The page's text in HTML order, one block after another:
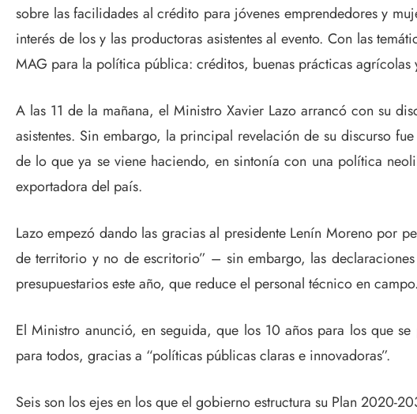
sobre las facilidades al crédito para jóvenes emprendedores y
interés de los y las productoras asistentes al evento. Con las
MAG para la política pública: créditos, buenas prácticas
A las 11 de la mañana, el Ministro Xavier Lazo arrancó con su
asistentes. Sin embargo, la principal revelación de su discurso
de lo que ya se viene haciendo, en sintonía con una política
exportadora del país.
Lazo empezó dando las gracias al presidente Lenín Moreno por
de territorio y no de escritorio” – sin embargo, las
presupuestarios este año, que reduce el personal técnico en campo.
El Ministro anunció, en seguida, que los 10 años para los que
para todos, gracias a “políticas públicas claras e innovadoras”.
Seis son los ejes en los que el gobierno estructura su Plan 2020-